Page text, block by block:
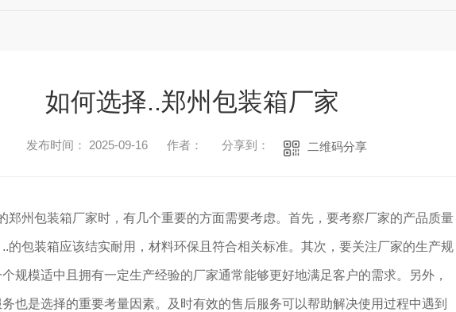
如何选择..郑州包装箱厂家
发布时间： 2025-09-16 作者： 分享到： 二维码分享
郑州包装箱厂家时，有几个重要的方面需要考虑。首先，要考察厂家的产品质量
的包装箱应该结实耐用，材料环保且符合相关标准。其次，要关注厂家的生产规
规模适中且拥有一定生产经验的厂家通常能够更好地满足客户的需求。另外，
也是选择的重要考量因素。及时有效的售后服务可以帮助解决使用过程中遇到